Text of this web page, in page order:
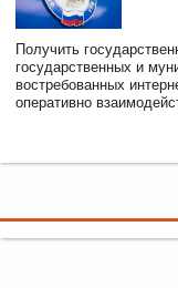
Получить
государственных и
востребованных
оперативно